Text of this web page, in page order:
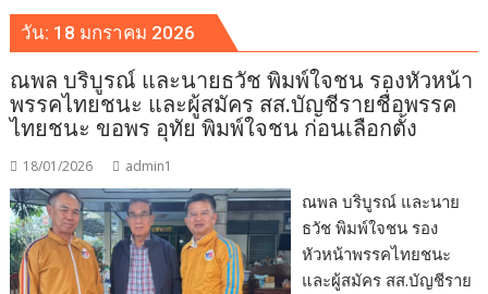
วัน: 18 มกราคม 2026
ณพล บริบูรณ์ และนายธวัช พิมพ์ใจชน รองหัวหน้า
พรรคไทยชนะ และผู้สมัคร สส.บัญชีรายชื่อพรรค
ไทยชนะ ขอพร อุทัย พิมพ์ใจชน ก่อนเลือกตั้ง
18/01/2026 admin1
ณพล บริบูรณ์ และนาย
ธวัช พิมพ์ใจชน รอง
หัวหน้าพรรคไทยชนะ
และผู้สมัคร สส.บัญชีราย